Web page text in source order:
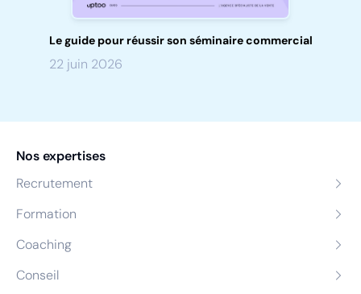
Le guide pour réussir son séminaire commercial
22 juin 2026
Nos expertises
Recrutement
Formation
Coaching
Conseil